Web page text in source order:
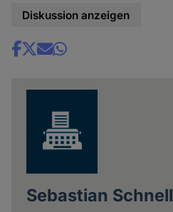
Diskussion anzeigen
Share
Sebastian